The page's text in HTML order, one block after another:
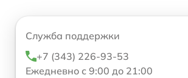
Служба поддержки
+7 (343) 226-93-53
Ежедневно с 9:00 до 21:00